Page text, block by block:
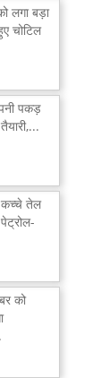
लगा बड़ा
चोटिल
पकड़
तेल
को